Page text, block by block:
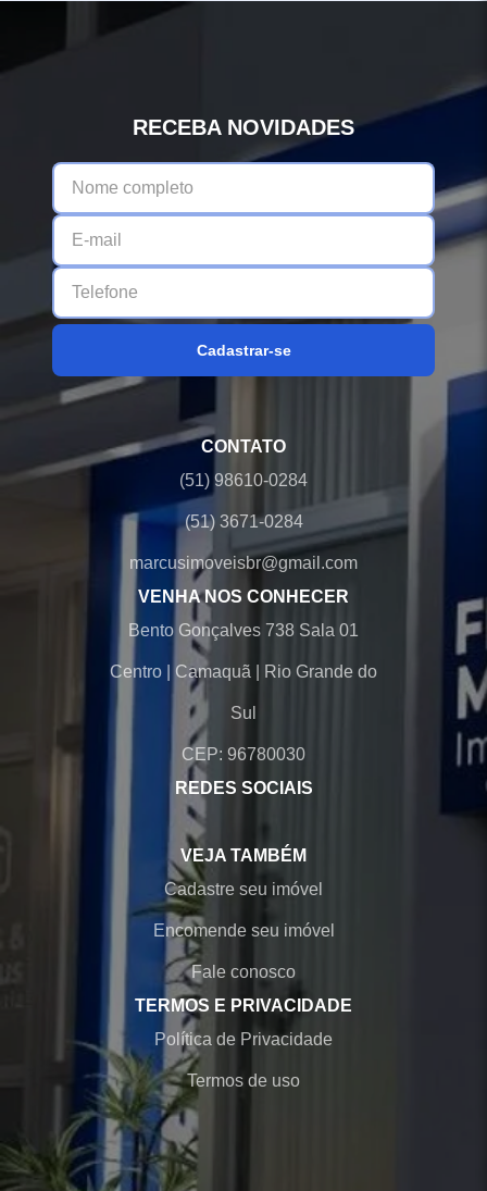
RECEBA NOVIDADES
Cadastrar-se
CONTATO
(51) 98610-0284
(51) 3671-0284
marcusimoveisbr@gmail.com
VENHA NOS CONHECER
Bento Gonçalves 738 Sala 01
Centro Camaquã Rio Grande do
Sul
CEP: 96780030
REDES SOCIAIS
VEJA TAMBÉM
Cadastre seu imóvel
Encomende seu imóvel
Fale conosco
TERMOS E PRIVACIDADE
Política de Privacidade
Termos de uso